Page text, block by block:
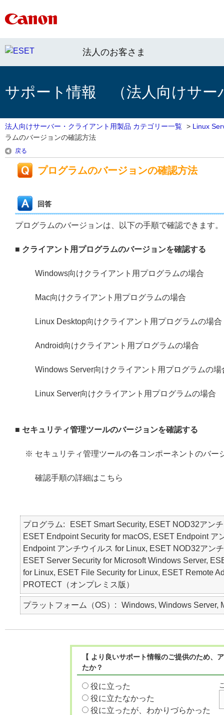
法人のお客さま
サポート情報 （法人向けサー
法人向けサーバー・クライアント用製品 カテゴリー一覧 > Linux
ラムのバージョンの確認方法
戻る
プログラムのバージョンの確認方法
回答
プログラムのバージョンは、以下の手順で確認できます。
■ クライアント用プログラムのバージョンを確認する
Windows向けクライアント用プログラムの場合
Mac向けクライアント用プログラムの場合
Linux Desktop向けクライアント用プログラムの場合
Android向けクライアント用プログラムの場合
Windows Server向けクライアント用プログラムの場
Linux Server向けクライアント用プログラムの場合
■ セキュリティ管理ツールのバージョンを確認する
※ セキュリティ管理ツールの各コンポーネントのバー
確認手順の詳細はこちら
プログラム
ESET Smart Security, ESET NOD32アン
ESET Endpoint Security for macOS, ESET Endpoint
Endpoint アンチウイルス for Linux, ESET NOD32アン
ESET Server Security for Microsoft Windows Server,
for Linux, ESET File Security for Linux, ESET Remote
PROTECT（オンプレミス版）
プラットフォーム（OS） Windows, Windows Server,
【 より良いサポート情報のご提供のため
たか？
役に立った
役に立たなかった
役に立ったが、わかりづらかった